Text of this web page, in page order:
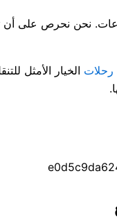
نحن نحرص على
الخيار الأمثل